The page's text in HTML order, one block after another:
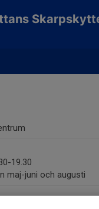
19.30
maj-juni och augusti